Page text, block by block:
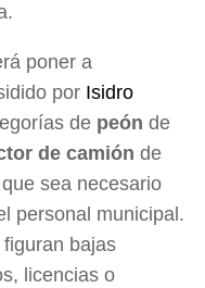
poner a
por Isidro
de peón de
de camión de
sea necesario
personal municipal.
bajas
licencias o